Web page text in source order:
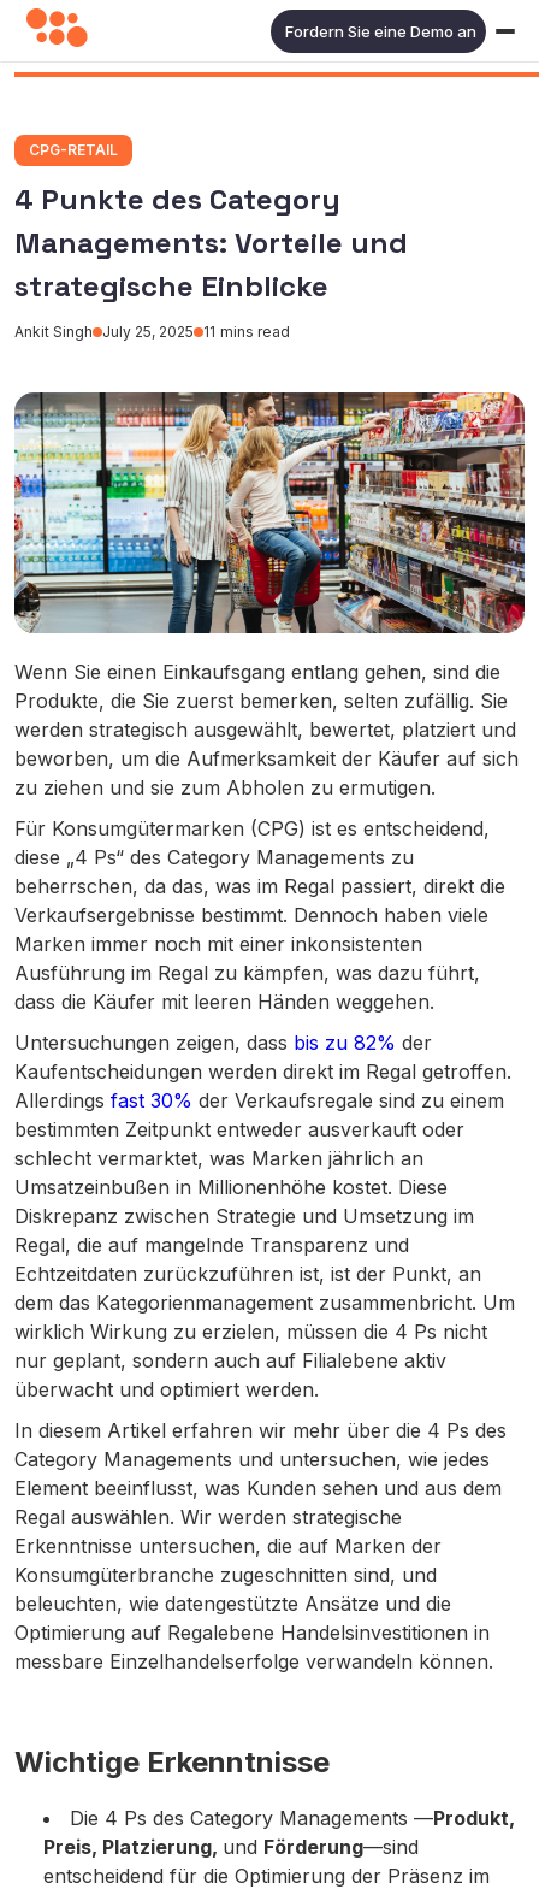
Fordern Sie eine Demo an
CPG-RETAIL
4 Punkte des Category
Managements: Vorteile und
strategische Einblicke
Ankit Singh July 25, 2025 11 mins read
Wenn Sie einen Einkaufsgang entlang gehen, sind die
Produkte, die Sie zuerst bemerken, selten zufällig. Sie
werden strategisch ausgewählt, bewertet, platziert und
beworben, um die Aufmerksamkeit der Käufer auf sich
zu ziehen und sie zum Abholen zu ermutigen.
Für Konsumgütermarken (CPG) ist es entscheidend,
diese „4 Ps“ des Category Managements zu
beherrschen, da das, was im Regal passiert, direkt die
Verkaufsergebnisse bestimmt. Dennoch haben viele
Marken immer noch mit einer inkonsistenten
Ausführung im Regal zu kämpfen, was dazu führt,
dass die Käufer mit leeren Händen weggehen.
Untersuchungen zeigen, dass bis zu 82% der
Kaufentscheidungen werden direkt im Regal getroffen.
Allerdings fast 30% der Verkaufsregale sind zu einem
bestimmten Zeitpunkt entweder ausverkauft oder
schlecht vermarktet, was Marken jährlich an
Umsatzeinbußen in Millionenhöhe kostet. Diese
Diskrepanz zwischen Strategie und Umsetzung im
Regal, die auf mangelnde Transparenz und
Echtzeitdaten zurückzuführen ist, ist der Punkt, an
dem das Kategorienmanagement zusammenbricht. Um
wirklich Wirkung zu erzielen, müssen die 4 Ps nicht
nur geplant, sondern auch auf Filialebene aktiv
überwacht und optimiert werden.
In diesem Artikel erfahren wir mehr über die 4 Ps des
Category Managements und untersuchen, wie jedes
Element beeinflusst, was Kunden sehen und aus dem
Regal auswählen. Wir werden strategische
Erkenntnisse untersuchen, die auf Marken der
Konsumgüterbranche zugeschnitten sind, und
beleuchten, wie datengestützte Ansätze und die
Optimierung auf Regalebene Handelsinvestitionen in
messbare Einzelhandelserfolge verwandeln können.
Wichtige Erkenntnisse
Die 4 Ps des Category Managements —Produkt,
Preis, Platzierung, und Förderung—sind
entscheidend für die Optimierung der Präsenz im